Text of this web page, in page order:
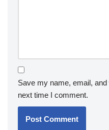
Save my name, email,
next time I comment.